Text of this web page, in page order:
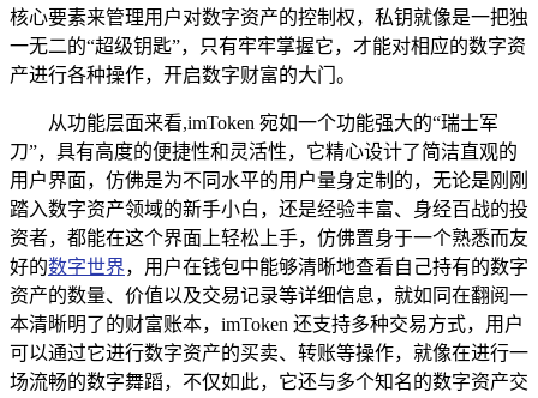
核心要素来管理用户对数字资产的控制权，私钥就像是一把独
一无二的“超级钥匙”，只有牢牢掌握它，才能对相应的数字资
产进行各种操作，开启数字财富的大门。
从功能层面来看,imToken 宛如一个功能强大的“瑞士军
刀”，具有高度的便捷性和灵活性，它精心设计了简洁直观的
用户界面，仿佛是为不同水平的用户量身定制的，无论是刚刚
踏入数字资产领域的新手小白，还是经验丰富、身经百战的投
资者，都能在这个界面上轻松上手，仿佛置身于一个熟悉而友
好的数字世界，用户在钱包中能够清晰地查看自己持有的数字
资产的数量、价值以及交易记录等详细信息，就如同在翻阅一
本清晰明了的财富账本，imToken 还支持多种交易方式，用户
可以通过它进行数字资产的买卖、转账等操作，就像在进行一
场流畅的数字舞蹈，不仅如此，它还与多个知名的数字资产交